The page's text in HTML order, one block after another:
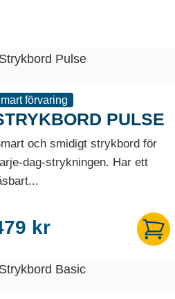
förvaring
PULSE
och smidigt strykbord för
dag-strykningen. Har ett
kr